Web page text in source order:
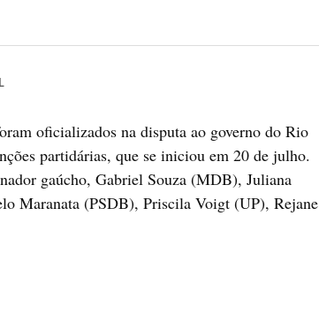
oficializados na disputa ao governo do Rio
partidárias, que se iniciou em 20 de julho.
gaúcho, Gabriel Souza (MDB), Juliana
Maranata (PSDB), Priscila Voigt (UP), Rejane